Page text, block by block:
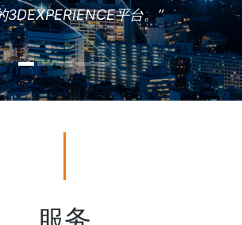
3DEXPERIENCE平台。”